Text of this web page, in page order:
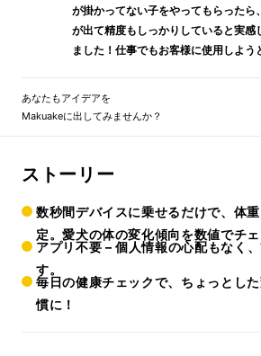
が掛かってない子をやってもらったら
が出て精度もしっかりしていると実感
ました！仕事でもお客様に使用しよう
あなたもアイデアを
Makuakeに出してみませんか？
ストーリー
数秒間デバイスに乗せるだけで、体
定。愛犬の体の変化傾向を数値でチ
アプリ不要 – 個人情報の心配もなく
す。
毎日の健康チェックで、ちょっとし
慣に！